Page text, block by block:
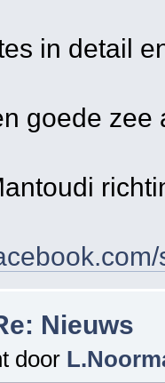
in detail
goede zee
Nieuws
door